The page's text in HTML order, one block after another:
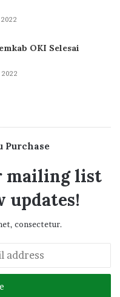
OKI Selesai
Purchase
mailing list
updates!
consectetur.